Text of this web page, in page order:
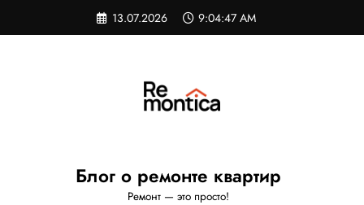
содержимому
13.07.2026 9:04:48 AM
Блог о ремонте квартир
Ремонт — это просто!